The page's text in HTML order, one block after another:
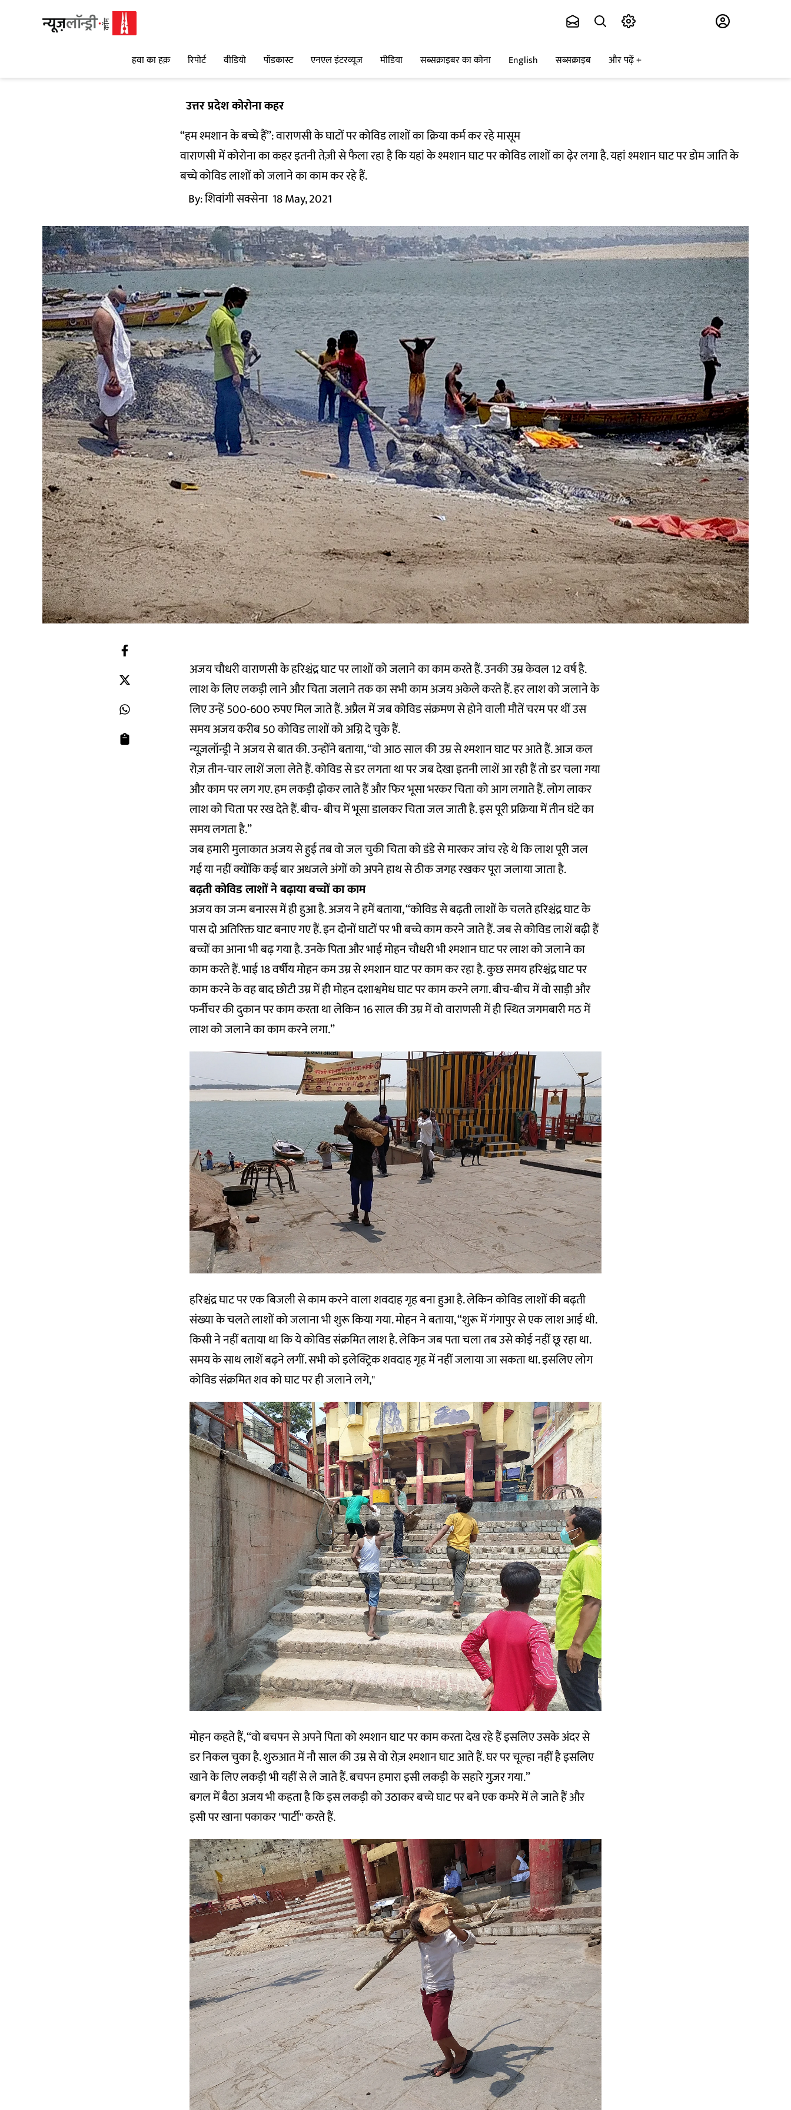
हवा का हक़ रिपोर्ट वीडियो पॉडकास्ट एनएल इंटरव्यूज मीडिया सब्सक्राइबर का कोना English सब्सक्राइब और पढ़ें
उत्तर प्रदेश कोरोना कहर
“हम श्मशान के बच्चे हैं”: वाराणसी के घाटों पर कोविड लाशों का क्रिया कर्म कर रहे मासूम
वाराणसी में कोरोना का कहर इतनी तेज़ी से फैला रहा है कि यहां के श्मशान घाट पर कोविड लाशों का ढ़ेर लगा है. यहां श्मशान घाट पर डोम जाति के
बच्चे कोविड लाशों को जलाने का काम कर रहे हैं.
By:शिवांगी सक्सेना 18 May, 2021
अजय चौधरी वाराणसी के हरिश्चंद्र घाट पर लाशों को जलाने का काम करते हैं. उनकी उम्र केवल 12 वर्ष है.
लाश के लिए लकड़ी लाने और चिता जलाने तक का सभी काम अजय अकेले करते हैं. हर लाश को जलाने के
लिए उन्हें 500-600 रुपए मिल जाते हैं. अप्रैल में जब कोविड संक्रमण से होने वाली मौतें चरम पर थीं उस
समय अजय करीब 50 कोविड लाशों को अग्नि दे चुके हैं.
न्यूज़लॉन्ड्री ने अजय से बात की. उन्होंने बताया, “वो आठ साल की उम्र से श्मशान घाट पर आते हैं. आज कल
रोज़ तीन-चार लाशें जला लेते हैं. कोविड से डर लगता था पर जब देखा इतनी लाशें आ रही हैं तो डर चला गया
और काम पर लग गए. हम लकड़ी ढ़ोकर लाते हैं और फिर भूसा भरकर चिता को आग लगाते हैं. लोग लाकर
लाश को चिता पर रख देते हैं. बीच- बीच में भूसा डालकर चिता जल जाती है. इस पूरी प्रक्रिया में तीन घंटे का
समय लगता है.”
जब हमारी मुलाकात अजय से हुई तब वो जल चुकी चिता को डंडे से मारकर जांच रहे थे कि लाश पूरी जल
गई या नहीं क्योंकि कई बार अधजले अंगों को अपने हाथ से ठीक जगह रखकर पूरा जलाया जाता है.
बढ़ती कोविड लाशों ने बढ़ाया बच्चों का काम
अजय का जन्म बनारस में ही हुआ है. अजय ने हमें बताया, “कोविड से बढ़ती लाशों के चलते हरिश्चंद्र घाट के
पास दो अतिरिक्त घाट बनाए गए हैं. इन दोनों घाटों पर भी बच्चे काम करने जाते हैं. जब से कोविड लाशें बढ़ी हैं
बच्चों का आना भी बढ़ गया है. उनके पिता और भाई मोहन चौधरी भी श्मशान घाट पर लाश को जलाने का
काम करते हैं. भाई 18 वर्षीय मोहन कम उम्र से श्मशान घाट पर काम कर रहा है. कुछ समय हरिश्चंद्र घाट पर
काम करने के वह बाद छोटी उम्र में ही मोहन दशाश्वमेध घाट पर काम करने लगा. बीच-बीच में वो साड़ी और
फर्नीचर की दुकान पर काम करता था लेकिन 16 साल की उम्र में वो वाराणसी में ही स्थित जगमबारी मठ में
लाश को जलाने का काम करने लगा.”
हरिश्चंद्र घाट पर एक बिजली से काम करने वाला शवदाह गृह बना हुआ है. लेकिन कोविड लाशों की बढ़ती
संख्या के चलते लाशों को जलाना भी शुरू किया गया. मोहन ने बताया, “शुरू में गंगापुर से एक लाश आई थी.
किसी ने नहीं बताया था कि ये कोविड संक्रमित लाश है. लेकिन जब पता चला तब उसे कोई नहीं छू रहा था.
समय के साथ लाशें बढ़ने लगीं. सभी को इलेक्ट्रिक शवदाह गृह में नहीं जलाया जा सकता था. इसलिए लोग
कोविड संक्रमित शव को घाट पर ही जलाने लगे,"
मोहन कहते हैं, “वो बचपन से अपने पिता को श्मशान घाट पर काम करता देख रहे हैं इसलिए उसके अंदर से
डर निकल चुका है. शुरुआत में नौ साल की उम्र से वो रोज़ श्मशान घाट आते हैं. घर पर चूल्हा नहीं है इसलिए
खाने के लिए लकड़ी भी यहीं से ले जाते हैं. बचपन हमारा इसी लकड़ी के सहारे गुज़र गया.”
बगल में बैठा अजय भी कहता है कि इस लकड़ी को उठाकर बच्चे घाट पर बने एक कमरे में ले जाते हैं और
इसी पर खाना पकाकर "पार्टी" करते हैं.